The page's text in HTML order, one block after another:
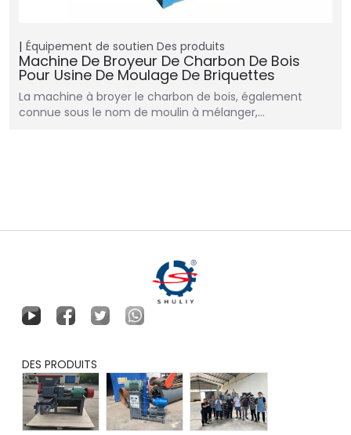
Équipement de soutien Des produits
Machine De Broyeur De Charbon De Bois
Pour Usine De Moulage De Briquettes
La machine à broyer le charbon de bois, également
connue sous le nom de moulin à mélanger,…
DES PRODUITS